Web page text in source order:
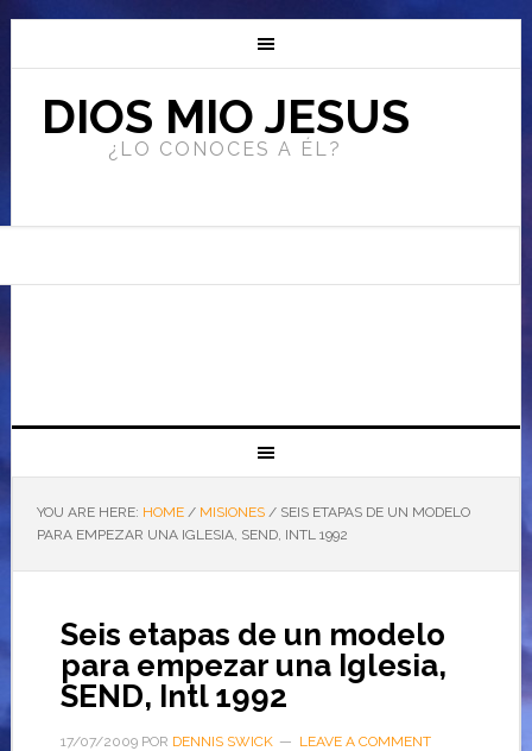
DIOS MIO JESUS
¿LO CONOCES A ÉL?
YOU ARE HERE: HOME / MISIONES /SEIS ETAPAS DE UN MODELO
PARA EMPEZAR UNA IGLESIA, SEND, INTL 1992
Seis etapas de un modelo
para empezar una Iglesia,
SEND, Intl 1992
17/07/2009POR DENNIS SWICK LEAVE A COMMENT